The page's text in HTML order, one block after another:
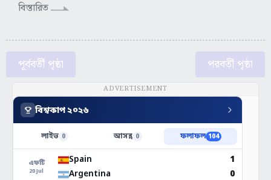
বিস্তারিত
পূর্ববর্তী পৃষ্ঠা পরবর্তী পৃষ্ঠা
ADVERTISEMENT